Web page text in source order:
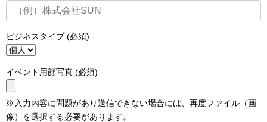
ビジネスタイプ (必須)
イベント用顔写真 (必須)
※入力内容に問題があり送信できない場合には、再度ファイル（画
像）を選択する必要があります。